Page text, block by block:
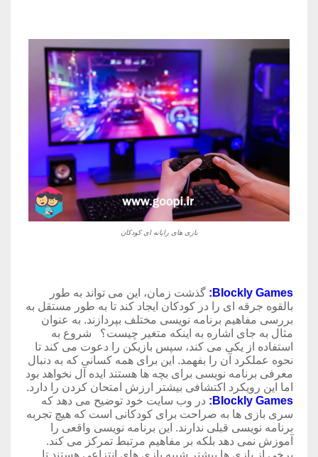
بازی های رایانه ای کودکان
Blockly Games:
گذشت زمان، این می تواند به طور
بالقوه جرقه ای را در کودکان ایجاد کند تا به طور مستقل به
بررسی مفاهیم برنامه نویسی مختلف بپردازند. به عنوان
مثال به جای اشاره به اینکه متغیر چیست؟ شروع به
استفاده از یکی می کند، سپس بازیکن را دعوت می کند تا
نحوه عملکرد آن را بفهمد. این برای همه کسانی که به دنبال
معرفی برنامه نویسی برای بچه ها هستند ایده آل نخواهد بود
اما این رویکرد اکتشافی بیشتر ارزش امتحان کردن را دارد.
Blockly Games:
در وب سایت خود توضیح می دهد که
سری بازی ها به صراحت برای کودکانی است که هیچ تجربه
برنامه نویسی قبلی ندارند. این برنامه نویسی واقعی را
آموزش نمی دهد بلکه بر مفاهیم مرتبط تمرکز می کند.